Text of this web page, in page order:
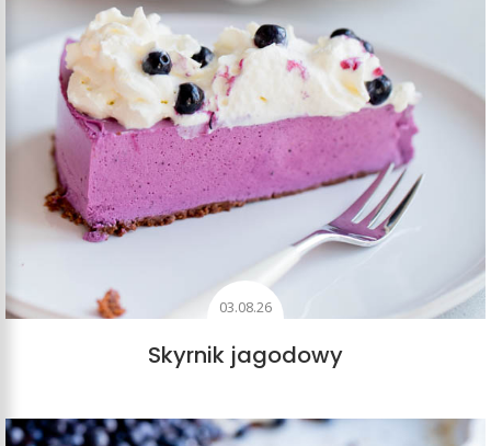
03.08.26
Skyrnik jagodowy